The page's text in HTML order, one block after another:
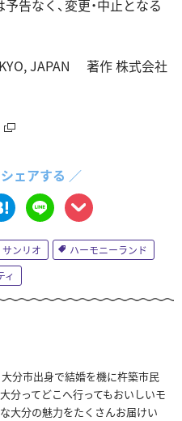
告なく、変更・中⽌となる
JAPAN 著作 株式会社
ェアする ／
サンリオ
ハーモニーランド
ィ
分市出身で結婚を機に杵築市民
分ってどこへ行ってもおいしいモ
大分の魅力をたくさんお届けい